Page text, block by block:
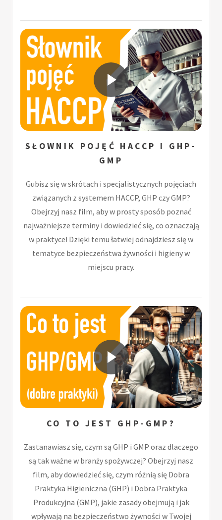
SŁOWNIK POJĘĆ HACCP I GHP-
GMP
Gubisz się w skrótach i specjalistycznych pojęciach
związanych z systemem HACCP, GHP czy GMP?
Obejrzyj nasz film, aby w prosty sposób poznać
najważniejsze terminy i dowiedzieć się, co oznaczają
w praktyce! Dzięki temu łatwiej odnajdziesz się w
tematyce bezpieczeństwa żywności i higieny w
miejscu pracy.
CO TO JEST GHP-GMP?
Zastanawiasz się, czym są GHP i GMP oraz dlaczego
są tak ważne w branży spożywczej? Obejrzyj nasz
film, aby dowiedzieć się, czym różnią się Dobra
Praktyka Higieniczna (GHP) i Dobra Praktyka
Produkcyjna (GMP), jakie zasady obejmują i jak
wpływają na bezpieczeństwo żywności w Twojej